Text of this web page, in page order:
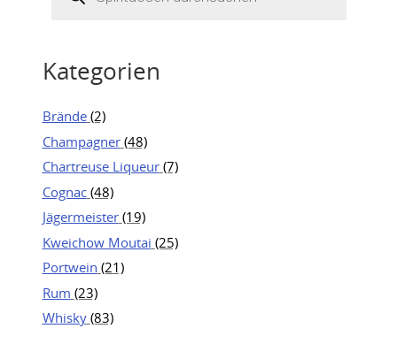
Kategorien
Brände (2)
Champagner (48)
Chartreuse Liqueur (7)
Cognac (48)
Jägermeister (19)
Kweichow Moutai (25)
Portwein (21)
Rum (23)
Whisky (83)